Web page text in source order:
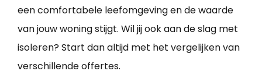
een comfortabele leefomgeving en de waarde
van jouw woning stijgt. Wil jij ook aan de slag met
isoleren? Start dan altijd met het vergelijken van
verschillende offertes.